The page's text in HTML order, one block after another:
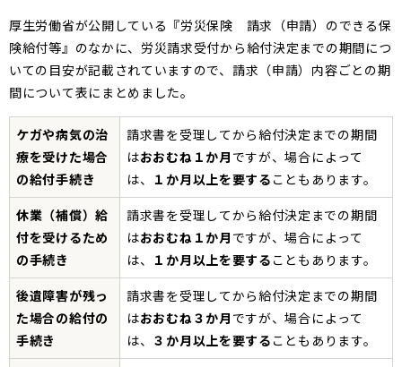
厚生労働省が公開している『労災保険 請求（申請）のできる保
険給付等』のなかに、労災請求受付から給付決定までの期間につ
いての目安が記載されていますので、請求（申請）内容ごとの期
間について表にまとめました。
ケガや病気の治
療を受けた場合
の給付手続き
請求書を受理してから給付決定までの期間
はおおむね１か月 ですが、場合によって
は、
１か月以上を要する こともあります。
休業（補償）給
付を受けるため
の手続き
請求書を受理してから給付決定までの期間
はおおむね１か月 ですが、場合によって
は、
１か月以上を要する こともあります。
後遺障害が残っ
た場合の給付の
手続き
請求書を受理してから給付決定までの期間
はおおむね３か月 ですが、場合によって
は、 ３か月以上を要する こともあります。